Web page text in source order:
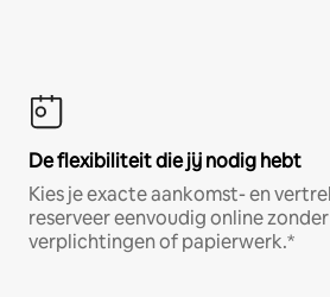
De flexibiliteit die jij nodig hebt
Kies je exacte aankomst- en
reserveer eenvoudig online
verplichtingen of papierwerk.*